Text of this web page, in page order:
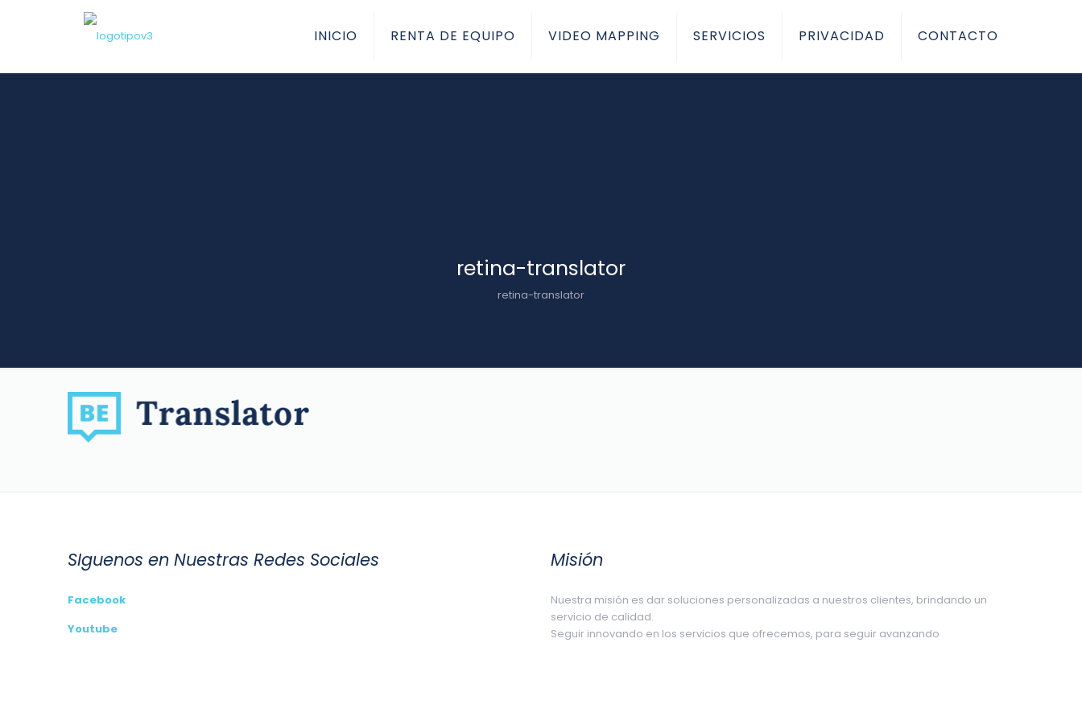
INICIO RENTA DE EQUIPO VIDEO MAPPING SERVICIOS PRIVACIDAD CONTACTO
retina-translator
retina-translator
SIguenos en Nuestras Redes Sociales
Facebook
Youtube
Misión
Nuestra misión es dar soluciones personalizadas a nuestros clientes, brindando un
servicio de calidad.
Seguir innovando en los servicios que ofrecemos, para seguir avanzando